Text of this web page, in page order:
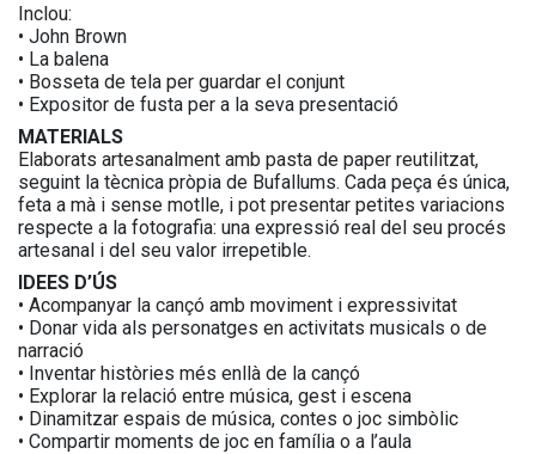
Inclou:
• John Brown
• La balena
• Bosseta de tela per guardar el conjunt
• Expositor de fusta per a la seva presentació
MATERIALS
Elaborats artesanalment amb pasta de paper reutilitzat,
seguint la tècnica pròpia de Bufallums. Cada peça és única,
feta a mà i sense motlle, i pot presentar petites variacions
respecte a la fotografia: una expressió real del seu procés
artesanal i del seu valor irrepetible.
IDEES D’ÚS
• Acompanyar la cançó amb moviment i expressivitat
• Donar vida als personatges en activitats musicals o de
narració
• Inventar històries més enllà de la cançó
• Explorar la relació entre música, gest i escena
• Dinamitzar espais de música, contes o joc simbòlic
• Compartir moments de joc en família o a l’aula